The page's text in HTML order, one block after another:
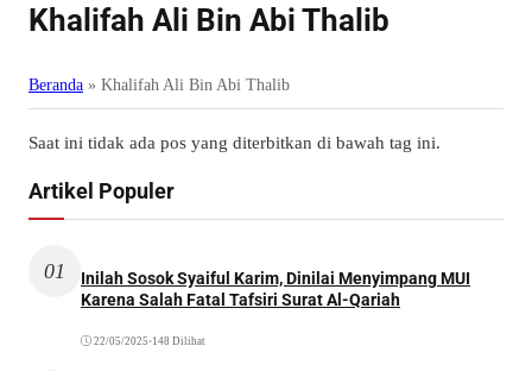
Khalifah Ali Bin Abi Thalib
Beranda » Khalifah Ali Bin Abi Thalib
Saat ini tidak ada pos yang diterbitkan di bawah tag ini.
Artikel Populer
01
Inilah Sosok Syaiful Karim, Dinilai Menyimpang MUI
Karena Salah Fatal Tafsiri Surat Al-Qariah
22/05/2025 •148 Dilihat